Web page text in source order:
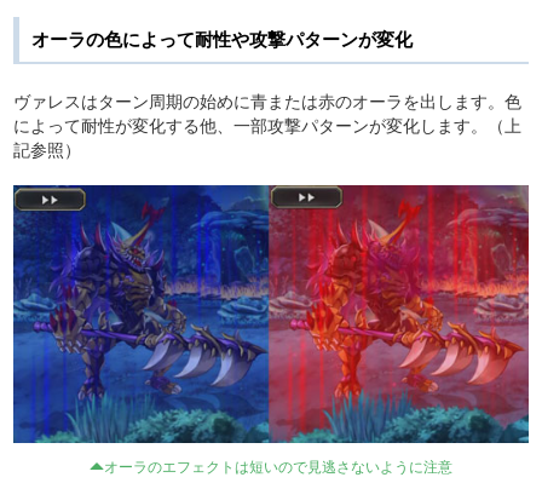
オーラの色によって耐性や攻撃パターンが変化
ヴァレスはターン周期の始めに青または赤のオーラを出します。色
によって耐性が変化する他、一部攻撃パターンが変化します。（上
記参照）
オーラのエフェクトは短いので見逃さないように注意